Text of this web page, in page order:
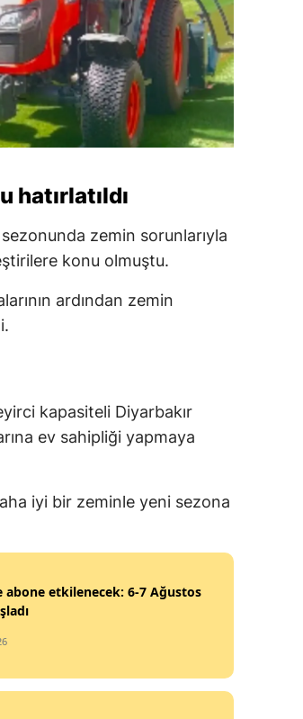
hatırlatıldı
zemin sorunlarıyla
konu olmuştu.
ardından zemin
kapasiteli Diyarbakır
ev sahipliği yapmaya
iyi bir zeminle yeni sezona
abone etkilenecek: 6-7 Ağustos